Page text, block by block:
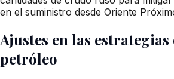
en el suministro desde Oriente
Ajustes en las
petróleo